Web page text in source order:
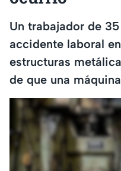
Un trabajador de
accidente laboral
estructuras
de que una